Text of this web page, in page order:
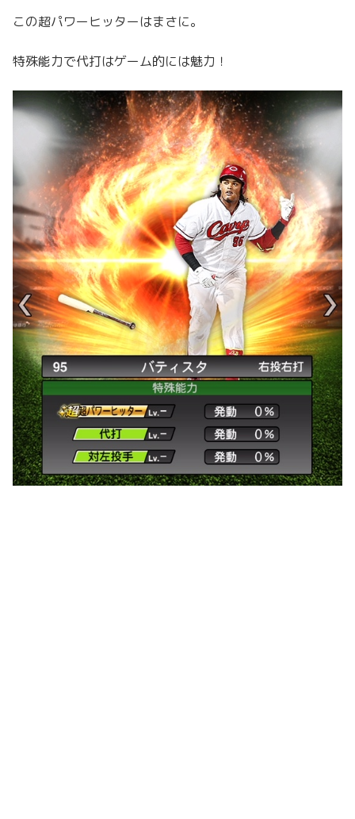
この超パワーヒッターはまさに。
特殊能力で代打はゲーム的には魅力！